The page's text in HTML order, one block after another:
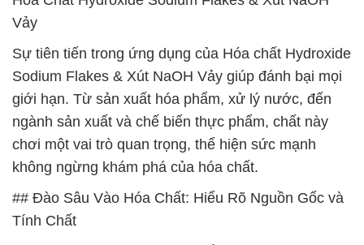
Vảy
Sự tiên tiến trong ứng dụng của Hóa chất Hydroxide
Sodium Flakes & Xút NaOH Vảy giúp đánh bại mọi
giới hạn. Từ sản xuất hóa phẩm, xử lý nước, đến
ngành sản xuất và chế biến thực phẩm, chất này
chơi một vai trò quan trọng, thể hiện sức mạnh
không ngừng khám phá của hóa chất.
## Đào Sâu Vào Hóa Chất: Hiểu Rõ Nguồn Gốc và
Tính Chất